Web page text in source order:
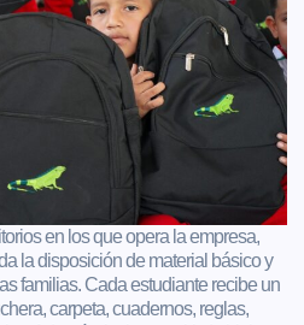
en los que opera la empresa,
la disposición de material básico y
familias. Cada estudiante recibe un
carpeta, cuadernos, reglas,